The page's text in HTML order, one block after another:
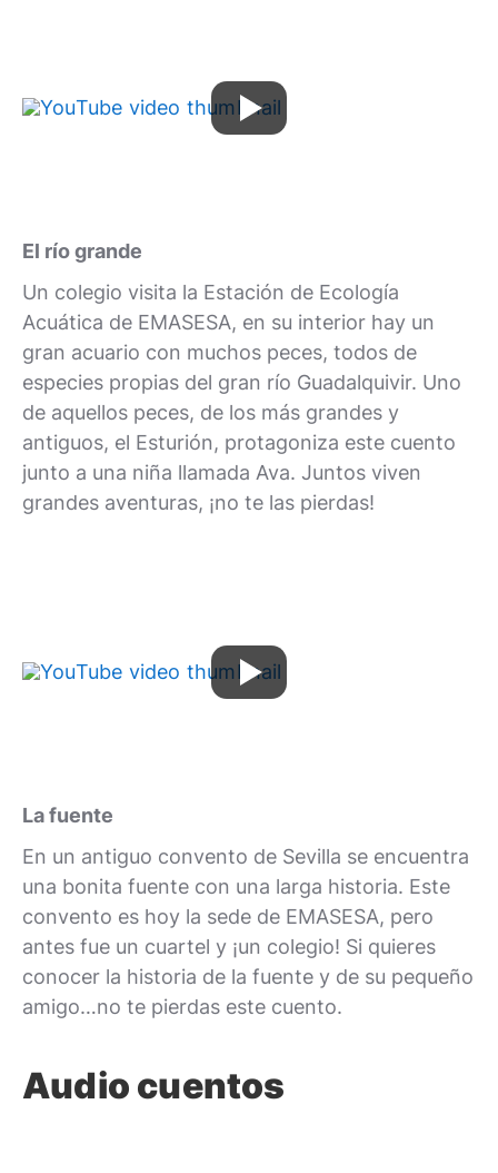
El río grande
Un colegio visita la Estación de Ecología
Acuática de EMASESA, en su interior hay un
gran acuario con muchos peces, todos de
especies propias del gran río Guadalquivir. Uno
de aquellos peces, de los más grandes y
antiguos, el Esturión, protagoniza este cuento
junto a una niña llamada Ava. Juntos viven
grandes aventuras, ¡no te las pierdas!
La fuente
En un antiguo convento de Sevilla se encuentra
una bonita fuente con una larga historia. Este
convento es hoy la sede de EMASESA, pero
antes fue un cuartel y ¡un colegio! Si quieres
conocer la historia de la fuente y de su pequeño
amigo…no te pierdas este cuento.
Audio cuentos